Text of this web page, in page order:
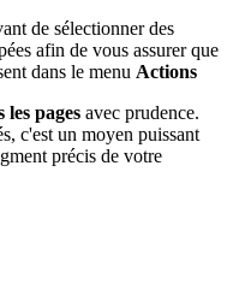
de sélectionner des
afin de vous assurer que
dans le menu Actions
les pages avec prudence.
c'est un moyen puissant
précis de votre